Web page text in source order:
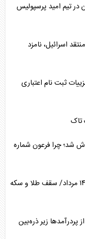
تیم امید پرسپولیس
اسرائیل، نامزد
ثبت نام اعتباری
تاک
شد؛ چرا فرعون شماره
آخرین قیمت طلا و سکه امروز چهارشنبه ۱۴ مرداد/ سقف طلا و سکه
پردرآمد‌ها زیر ذره‌بین